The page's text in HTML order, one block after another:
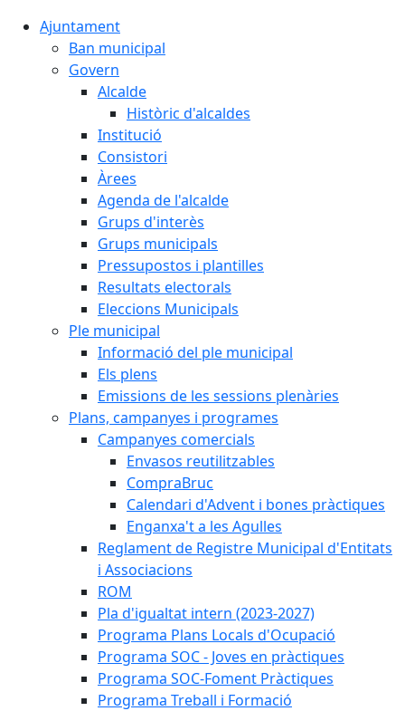
Ajuntament
Ban municipal
Govern
Alcalde
Històric d'alcaldes
Institució
Consistori
Àrees
Agenda de l'alcalde
Grups d'interès
Grups municipals
Pressupostos i plantilles
Resultats electorals
Eleccions Municipals
Ple municipal
Informació del ple municipal
Els plens
Emissions de les sessions plenàries
Plans, campanyes i programes
Campanyes comercials
Envasos reutilitzables
CompraBruc
Calendari d'Advent i bones pràctiques
Enganxa't a les Agulles
Reglament de Registre Municipal d'Entitats
i Associacions
ROM
Pla d'igualtat intern (2023-2027)
Programa Plans Locals d'Ocupació
Programa SOC - Joves en pràctiques
Programa SOC-Foment Pràctiques
Programa Treball i Formació